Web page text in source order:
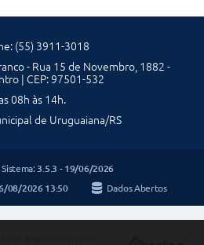
(55) 3911-3018
- Rua 15 de Novembro, 1882 -
| CEP: 97501-532
08h às 14h.
de Uruguaiana/RS
3.5.3 - 19/06/2026
08/2026 13:50 Dados Abertos